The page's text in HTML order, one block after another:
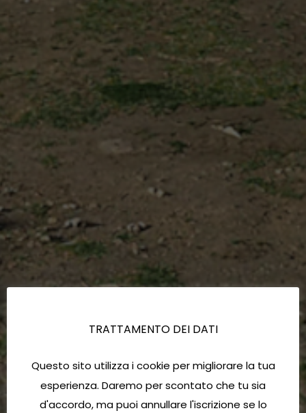
TRATTAMENTO DEI DATI
Questo sito utilizza i cookie per migliorare la tua
esperienza. Daremo per scontato che tu sia
d'accordo, ma puoi annullare l'iscrizione se lo